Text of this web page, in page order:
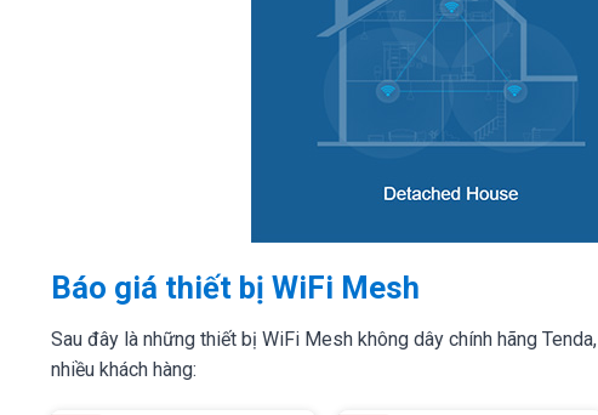
Báo giá thiết bị WiFi Mesh
Sau đây là những thiết bị WiFi Mesh không dây chính hãng Tenda,
nhiều khách hàng: